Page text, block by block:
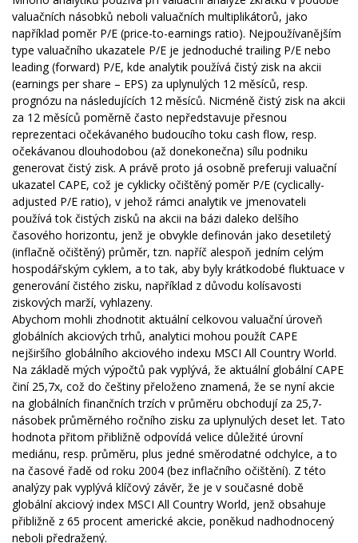
valuačních násobků neboli valuačních multiplikátorů, jako
například poměr P/E (price-to-earnings ratio). Nejpoužívanějším
type valuačního ukazatele P/E je jednoduché trailing P/E nebo
leading (forward) P/E, kde analytik používá čistý zisk na akcii
(earnings per share – EPS) za uplynulých 12 měsíců, resp.
prognózu na následujících 12 měsíců. Nicméně čistý zisk na akcii
za 12 měsíců poměrně často nepředstavuje přesnou
reprezentaci očekávaného budoucího toku cash flow, resp.
očekávanou dlouhodobou (až donekonečna) sílu podniku
generovat čistý zisk. A právě proto já osobně preferuji valuační
ukazatel CAPE, což je cyklicky očištěný poměr P/E (cyclically-
adjusted P/E ratio), v jehož rámci analytik ve jmenovateli
používá tok čistých zisků na akcii na bázi daleko delšího
časového horizontu, jenž je obvykle definován jako desetiletý
(inflačně očištěný) průměr, tzn. napříč alespoň jedním celým
hospodářským cyklem, a to tak, aby byly krátkodobé fluktuace v
generování čistého zisku, například z důvodu kolísavosti
ziskových marží, vyhlazeny.
Abychom mohli zhodnotit aktuální celkovou valuační úroveň
globálních akciových trhů, analytici mohou použít CAPE
nejširšího globálního akciového indexu MSCI All Country World.
Na základě mých výpočtů pak vyplývá, že aktuální globální CAPE
činí 25,7x, což do češtiny přeloženo znamená, že se nyní akcie
na globálních finančních trzích v průměru obchodují za 25,7-
násobek průměrného ročního zisku za uplynulých deset let. Tato
hodnota přitom přibližně odpovídá velice důležité úrovní
mediánu, resp. průměru, plus jedné směrodatné odchylce, a to
na časové řadě od roku 2004 (bez inflačního očištění). Z této
analýzy pak vyplývá klíčový závěr, že je v současné době
globální akciový index MSCI All Country World, jenž obsahuje
přibližně z 65 procent americké akcie, poněkud nadhodnocený
neboli předražený.